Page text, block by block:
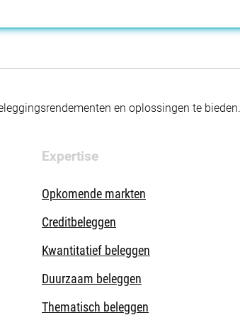
en oplossingen te bieden.
Expertise
Opkomende markten
Creditbeleggen
Kwantitatief beleggen
Duurzaam beleggen
Thematisch beleggen